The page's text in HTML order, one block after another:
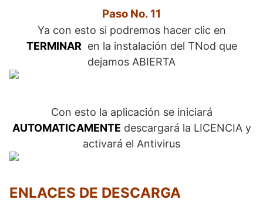
Paso No. 11
Ya con esto si podremos hacer clic en
TERMINAR en la instalación del TNod que
dejamos ABIERTA
Con esto la aplicación se iniciará
AUTOMATICAMENTE descargará la LICENCIA y
activará el Antivirus
ENLACES DE DESCARGA